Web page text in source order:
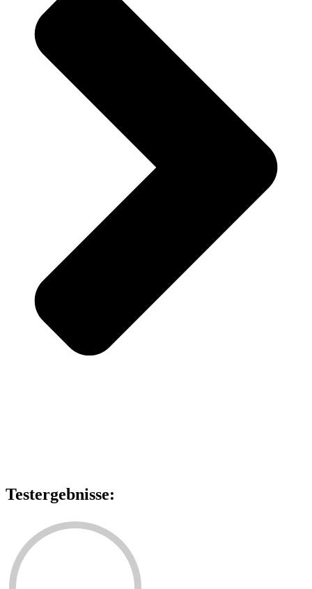
Testergebnisse: